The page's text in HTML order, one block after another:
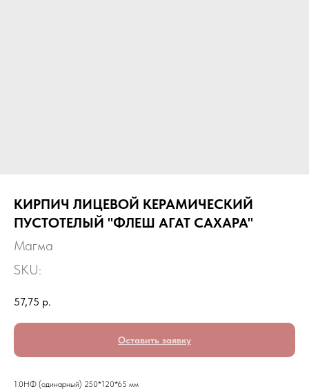
КИРПИЧ ЛИЦЕВОЙ КЕРАМИЧЕСКИЙ
ПУСТОТЕЛЫЙ "ФЛЕШ АГАТ САХАРА"
Магма
SKU:
57,75 р.
Оставить заявку
1.0НФ (одинарный) 250*120*65 мм